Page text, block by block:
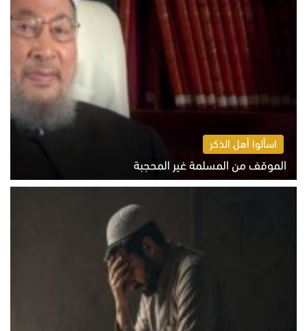
اسألوا أهل الذكر
الموقف من المسلمة غير المحجبة
الخميس 6 أغسطس 2026 10:45 ص